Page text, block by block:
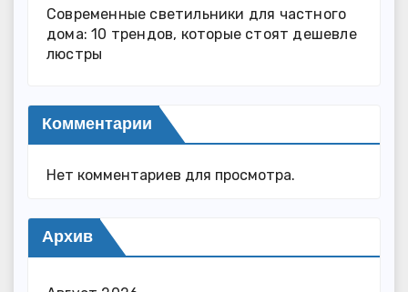
Современные светильники для частного
дома: 10 трендов, которые стоят дешевле
люстры
Комментарии
Нет комментариев для просмотра.
Архив